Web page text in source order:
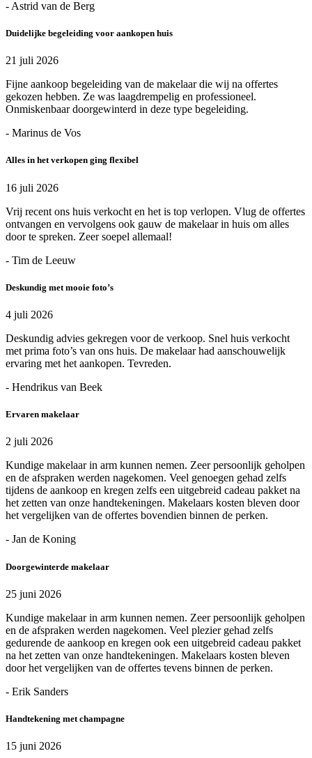
- Astrid van de Berg
Duidelijke begeleiding voor aankopen huis
21 juli 2026
Fijne aankoop begeleiding van de makelaar die wij na offertes
gekozen hebben. Ze was laagdrempelig en professioneel.
Onmiskenbaar doorgewinterd in deze type begeleiding.
- Marinus de Vos
Alles in het verkopen ging flexibel
16 juli 2026
Vrij recent ons huis verkocht en het is top verlopen. Vlug de offertes
ontvangen en vervolgens ook gauw de makelaar in huis om alles
door te spreken. Zeer soepel allemaal!
- Tim de Leeuw
Deskundig met mooie foto’s
4 juli 2026
Deskundig advies gekregen voor de verkoop. Snel huis verkocht
met prima foto’s van ons huis. De makelaar had aanschouwelijk
ervaring met het aankopen. Tevreden.
- Hendrikus van Beek
Ervaren makelaar
2 juli 2026
Kundige makelaar in arm kunnen nemen. Zeer persoonlijk geholpen
en de afspraken werden nagekomen. Veel genoegen gehad zelfs
tijdens de aankoop en kregen zelfs een uitgebreid cadeau pakket na
het zetten van onze handtekeningen. Makelaars kosten bleven door
het vergelijken van de offertes bovendien binnen de perken.
- Jan de Koning
Doorgewinterde makelaar
25 juni 2026
Kundige makelaar in arm kunnen nemen. Zeer persoonlijk geholpen
en de afspraken werden nagekomen. Veel plezier gehad zelfs
gedurende de aankoop en kregen ook een uitgebreid cadeau pakket
na het zetten van onze handtekeningen. Makelaars kosten bleven
door het vergelijken van de offertes tevens binnen de perken.
- Erik Sanders
Handtekening met champagne
15 juni 2026